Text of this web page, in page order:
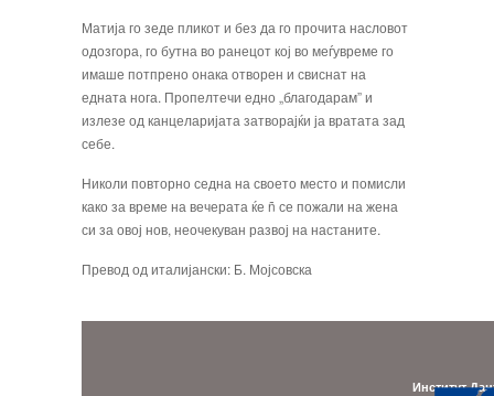
Матија го зеде пликот и без да го прочи­та насловот
одозгора, го бутна во ранецот кој во меѓувреме го
имаше потпрено она­ка отворен и свиснат на
едната нога. Про­пелтечи едно „благодарам” и
излезе од канцеларијата затворајќи ја вратата зад
себе.
Николи повторно седна на своето место и помисли
како за време на вечерата ќе ñ се пожали на жена
си за овој нов, неочекуван развој на настаните.
Превод од италијански: Б. Мојсовска
Институт